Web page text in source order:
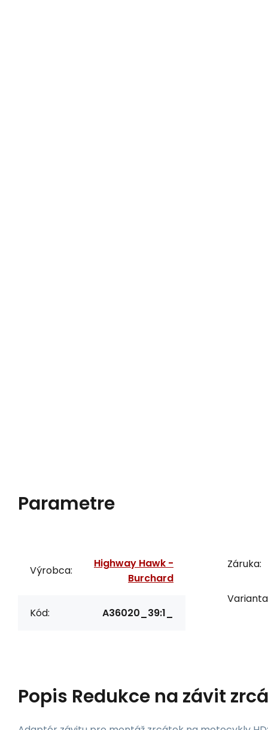
Parametre
Výrobca:
Highway Hawk -
Burchard
Kód: A36020_39:1_
Záruka:
Popis Redukce na závit